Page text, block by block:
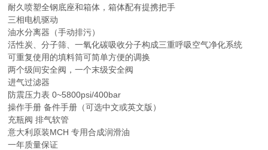
耐久喷塑全钢底座和箱体，箱体配有提携把手
三相电机驱动
油水分离器（手动排污）
活性炭、分子筛、一氧化碳吸收分子构成三重呼吸空气净化系统
可重复使用的填料筒可简单方便的调换
两个级间安全阀，一个末级安全阀
进气过滤器
防震压力表 0~5800psi/400bar
操作手册 备件手册（可选中文或英文版）
充瓶阀 排气软管
意大利原装MCH 专用合成润滑油
一年质量保证